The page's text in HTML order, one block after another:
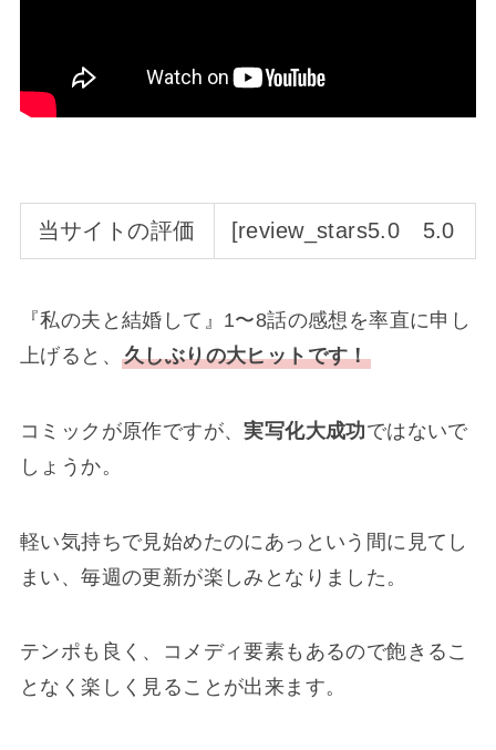
当サイトの評価 [review_stars5.0 5.0
『私の夫と結婚して』1〜8話の感想を率直に申し
上げると、 久しぶりの大ヒットです！
コミックが原作ですが、実写化大成功ではないで
しょうか。
軽い気持ちで見始めたのにあっという間に見てし
まい、毎週の更新が楽しみとなりました。
テンポも良く、コメディ要素もあるので飽きるこ
となく楽しく見ることが出来ます。